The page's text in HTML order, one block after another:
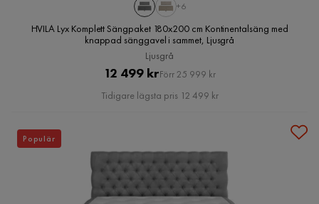
+6
HVILA Lyx Komplett Sängpaket 180x200 cm Kontinentalsäng med
knappad sänggavel i sammet, Ljusgrå
Ljusgrå
Pris
12 499 krOriginal
Pris
Förr 25 999 kr
Tidigare lägsta pris 12 499 kr
Populär